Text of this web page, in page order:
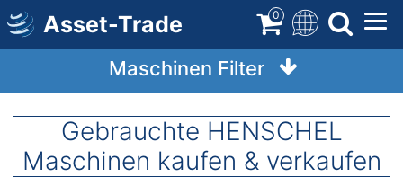
Direkt
zum
Inhalt
Asset-Trade 0
Maschinen Filter
Gebrauchte HENSCHEL
Maschinen kaufen & verkaufen